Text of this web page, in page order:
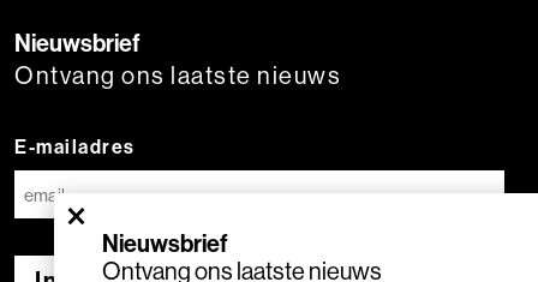
×
Nieuwsbrief
Ontvang ons laatste nieuws
Nieuwsbrief
Ontvang ons laatste nieuws
E-mailadres